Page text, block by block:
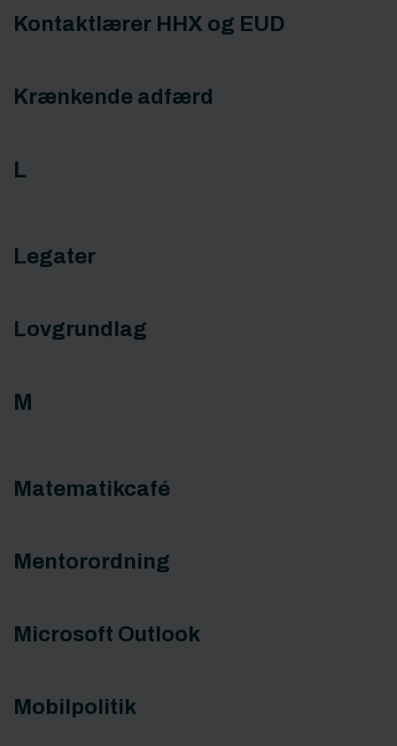
Kontaktlærer HHX og EUD
Krænkende adfærd
L
Legater
Lovgrundlag
M
Matematikcafé
Mentorordning
Microsoft Outlook
Mobilpolitik